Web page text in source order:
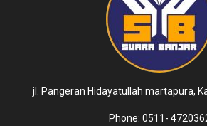
jl. Pangeran Hidayatullah martapura,
Phone: 0511-